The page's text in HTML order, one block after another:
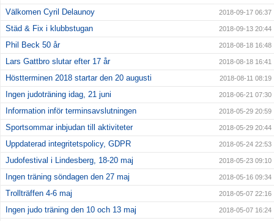
Välkomen Cyril Delaunoy
2018-09-17 06:37
Städ & Fix i klubbstugan 2018-09-13 20:44
Phil Beck 50 år 2018-08-18 16:48
Lars Gattbro slutar efter 17 år 2018-08-18 16:41
Höstterminen 2018 startar den 20 augusti 2018-08-11 08:19
Ingen judoträning idag, 21 juni 2018-06-21 07:30
Information inför terminsavslutningen 2018-05-29 20:59
Sportsommar inbjudan till aktiviteter 2018-05-29 20:44
Uppdaterad integritetspolicy, GDPR 2018-05-24 22:53
Judofestival i Lindesberg, 18-20 maj 2018-05-23 09:10
Ingen träning söndagen den 27 maj 2018-05-16 09:34
Trollträffen 4-6 maj 2018-05-07 22:16
Ingen judo träning den 10 och 13 maj 2018-05-07 16:24